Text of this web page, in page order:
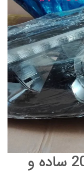
چراغ جلو کیا سراتو 2015 ساده و